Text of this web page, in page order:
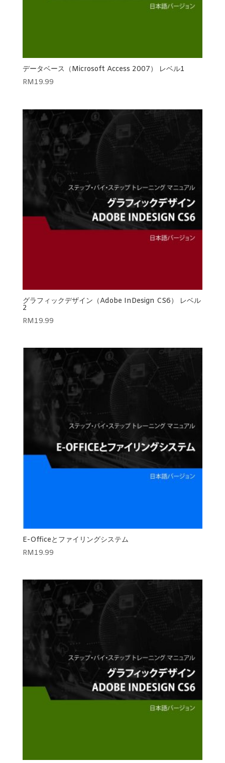
データベース（Microsoft Access 2007） レベル1
RM19.99
グラフィックデザイン（Adobe InDesign CS6） レベル
2
RM19.99
E-Officeとファイリングシステム
RM19.99